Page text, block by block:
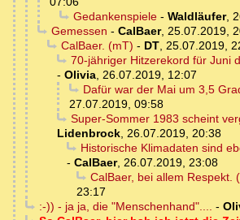
Gedankenspiele- Waldläufer,
Gemessen - CalBaer, 25.07.2019,
CalBaer. (mT) - DT, 25.07.2019,
70-jähriger Hitzerekord für Juni
- Olivia, 26.07.2019, 12:07
Dafür war der Mai um 3,5
27.07.2019, 09:58
Super-Sommer 1983 scheint
Lidenbrock, 26.07.2019, 20:38
Historische Klimadaten sind
- CalBaer, 26.07.2019, 23:08
CalBaer, bei allem Respekt.
23:17
:-)) - ja ja, die "Menschenhand".... -